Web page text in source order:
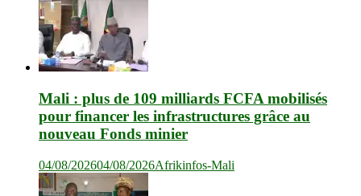
Mali : plus de 109 milliards FCFA mobilisés
pour financer les infrastructures grâce au
nouveau Fonds minier
04/08/202604/08/2026Afrikinfos-Mali